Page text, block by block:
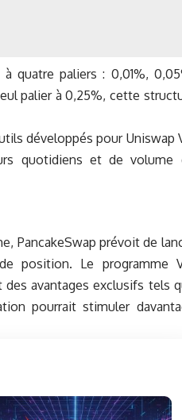
quatre paliers : 0,01%,
palier à 0,25%, cette
développés pour Uniswap
quotidiens et de volume
PancakeSwap prévoit de
position. Le programme
avantages exclusifs tels
pourrait stimuler